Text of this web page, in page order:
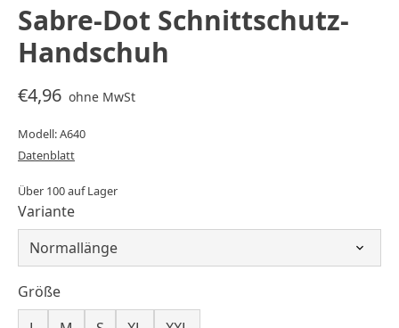
Sabre-Dot Schnittschutz-
Handschuh
€4,96 ohne MwSt
Modell: A640
Datenblatt
Über 100 auf Lager
Variante
Größe